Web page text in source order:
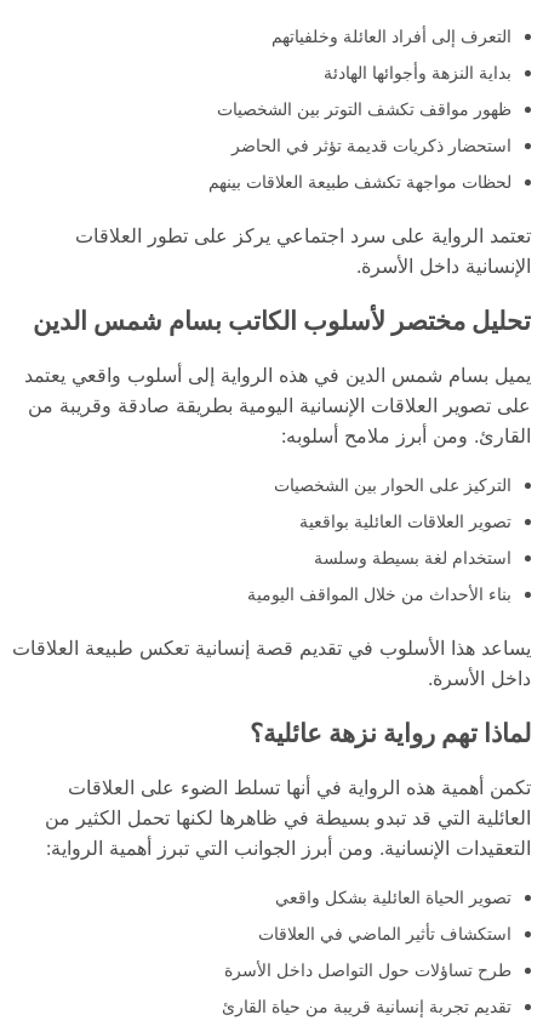
التعرف إلى أفراد العائلة وخلفياتهم
بداية النزهة وأجوائها الهادئة
ظهور مواقف تكشف التوتر بين الشخصيات
استحضار ذكريات قديمة تؤثر في الحاضر
لحظات مواجهة تكشف طبيعة العلاقات بينهم
تعتمد الرواية على سرد اجتماعي يركز على تطور العلاقات
الإنسانية داخل الأسرة.
تحليل مختصر لأسلوب الكاتب بسام شمس الدين
يميل بسام شمس الدين في هذه الرواية إلى أسلوب واقعي يعتمد
على تصوير العلاقات الإنسانية اليومية بطريقة صادقة وقريبة من
القارئ. ومن أبرز ملامح أسلوبه:
التركيز على الحوار بين الشخصيات
تصوير العلاقات العائلية بواقعية
استخدام لغة بسيطة وسلسة
بناء الأحداث من خلال المواقف اليومية
يساعد هذا الأسلوب في تقديم قصة إنسانية تعكس طبيعة العلاقات
داخل الأسرة.
لماذا تهم رواية نزهة عائلية؟
تكمن أهمية هذه الرواية في أنها تسلط الضوء على العلاقات
العائلية التي قد تبدو بسيطة في ظاهرها لكنها تحمل الكثير من
التعقيدات الإنسانية. ومن أبرز الجوانب التي تبرز أهمية الرواية:
تصوير الحياة العائلية بشكل واقعي
استكشاف تأثير الماضي في العلاقات
طرح تساؤلات حول التواصل داخل الأسرة
تقديم تجربة إنسانية قريبة من حياة القارئ